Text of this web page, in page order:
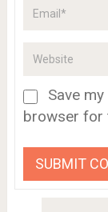
Save
browser for